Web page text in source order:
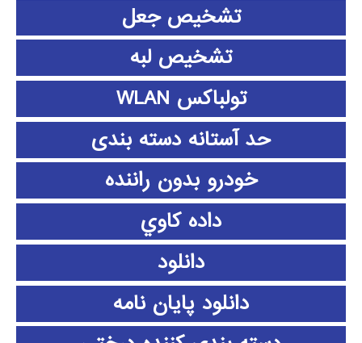
تشخیص جعل
تشخیص لبه
تولباکس WLAN
حد آستانه دسته بندی
خودرو بدون راننده
داده كاوي
دانلود
دانلود پايان نامه